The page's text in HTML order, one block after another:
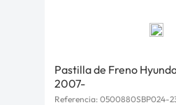
Pastilla de Freno
2007-
Referencia: 0500880SBP024-